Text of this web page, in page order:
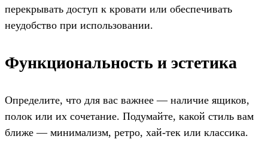
перекрывать доступ к кровати или обеспечивать
неудобство при использовании.
Функциональность и эстетика
Определите, что для вас важнее — наличие ящиков,
полок или их сочетание. Подумайте, какой стиль вам
ближе — минимализм, ретро, хай-тек или классика.